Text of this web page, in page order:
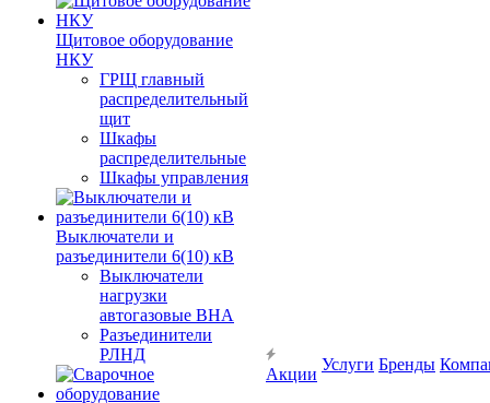
Щитовое оборудование
НКУ
ГРЩ главный
распределительный
щит
Шкафы
распределительные
Шкафы управления
Выключатели и
разъединители 6(10) кВ
Выключатели
нагрузки
автогазовые ВНА
Разъединители
РЛНД
Акции
Услуги Бренды